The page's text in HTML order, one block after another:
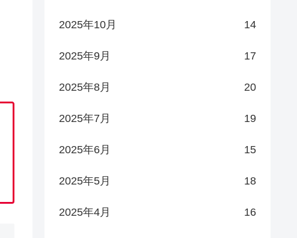
2025年10月 14
2025年9月 17
2025年8月 20
2025年7月 19
2025年6月 15
2025年5月 18
2025年4月 16